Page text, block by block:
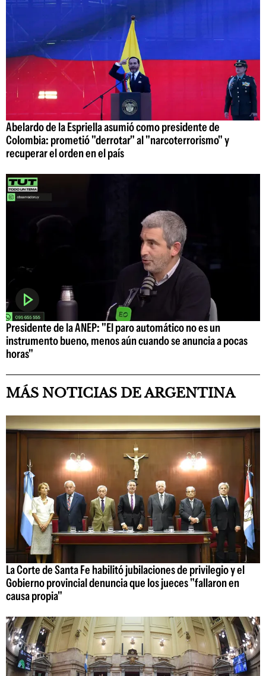
Abelardo de la Espriella asumió como presidente de
Colombia: prometió "derrotar" al "narcoterrorismo" y
recuperar el orden en el país
Presidente de la ANEP: "El paro automático no es un
instrumento bueno, menos aún cuando se anuncia a pocas
horas"
MÁS NOTICIAS DE ARGENTINA
La Corte de Santa Fe habilitó jubilaciones de privilegio y el
Gobierno provincial denuncia que los jueces "fallaron en
causa propia"